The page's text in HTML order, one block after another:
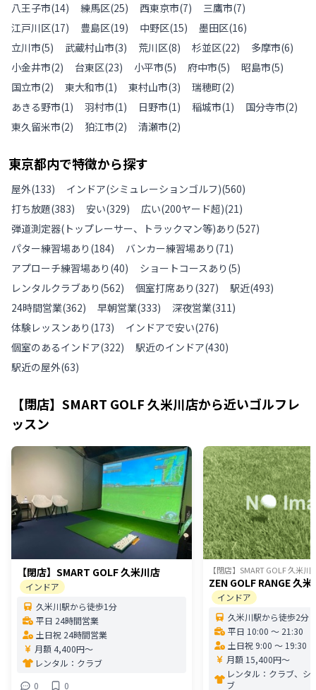
八王子市(14) 練馬区(25) 西東京市(7) 三鷹市(7)
江戸川区(17) 豊島区(19) 中野区(15) 墨田区(16)
立川市(5) 武蔵村山市(3) 荒川区(8) 杉並区(22) 多摩市(6)
小金井市(2) 台東区(23) 小平市(5) 府中市(5) 昭島市(5)
国立市(2) 東大和市(1) 東村山市(3) 瑞穂町(2)
あきる野市(1) 羽村市(1) 日野市(1) 稲城市(1) 国分寺市(2)
東久留米市(2) 狛江市(2) 清瀬市(2)
東京都内で特徴から探す
屋外(133) インドア(シミュレーションゴルフ)(560)
打ち放題(383) 安い(329) 広い(200ヤード超)(21)
弾道測定器(トップレーサー、トラックマン等)あり (527)
パター練習場あり (184) バンカー練習場あり (71)
アプローチ練習場あり (40) ショートコースあり (5)
レンタルクラブあり (562) 個室打席あり (327) 駅近(493)
24時間営業(362) 早朝営業(333) 深夜営業(311)
体験レッスンあり (173) インドアで安い(276)
個室のあるインドア(322) 駅近のインドア(430)
駅近の屋外(63)
【閉店】SMART GOLF 久米川店から近いゴルフレ
ッスン
【閉店】SMART GOLF 久米川店
インドア
久米川駅から徒歩1分
平日 24時間営業
土日祝 24時間営業
月額 4,400円〜
レンタル： クラブ
0
0
【閉店】SMART GOLF 久米川
ZEN GOLF RANGE 久
インドア
久米川駅から徒歩2分
平日 10:00 〜 21:30
土日祝 9:00 〜 19:30
月額 15,400円〜
レンタル： クラブ、シ
ブ